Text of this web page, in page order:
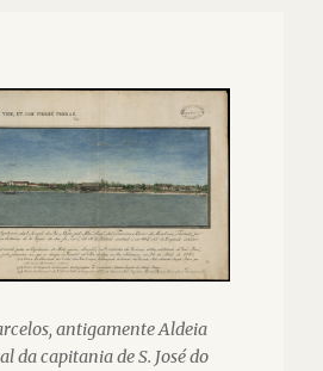
antigamente Aldeia
da capitania de S. José do